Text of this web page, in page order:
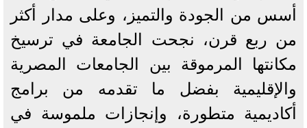
أسس من الجودة والتميز، وعلى مدار أكثر
من ربع قرن، نجحت الجامعة في ترسيخ
مكانتها المرموقة بين الجامعات المصرية
والإقليمية بفضل ما تقدمه من برامج
أكاديمية متطورة، وإنجازات ملموسة في